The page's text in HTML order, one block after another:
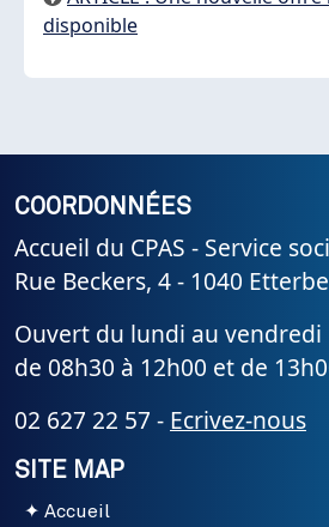
disponible
COORDONNÉES
Accueil du CPAS - Service
Rue Beckers, 4 - 1040
Ouvert du lundi au vendredi
de 08h30 à 12h00 et de
02 627 22 57 - Ecrivez-nous
SITE MAP
Accueil